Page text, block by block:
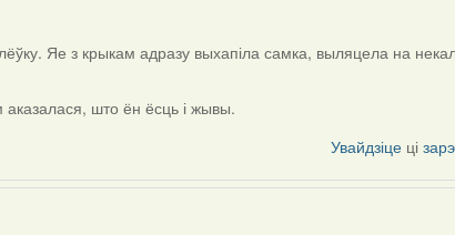
Яе з крыкам адразу выхапіла самка, выляцела на
што ён ёсць і жывы.
Увайдзіце ці